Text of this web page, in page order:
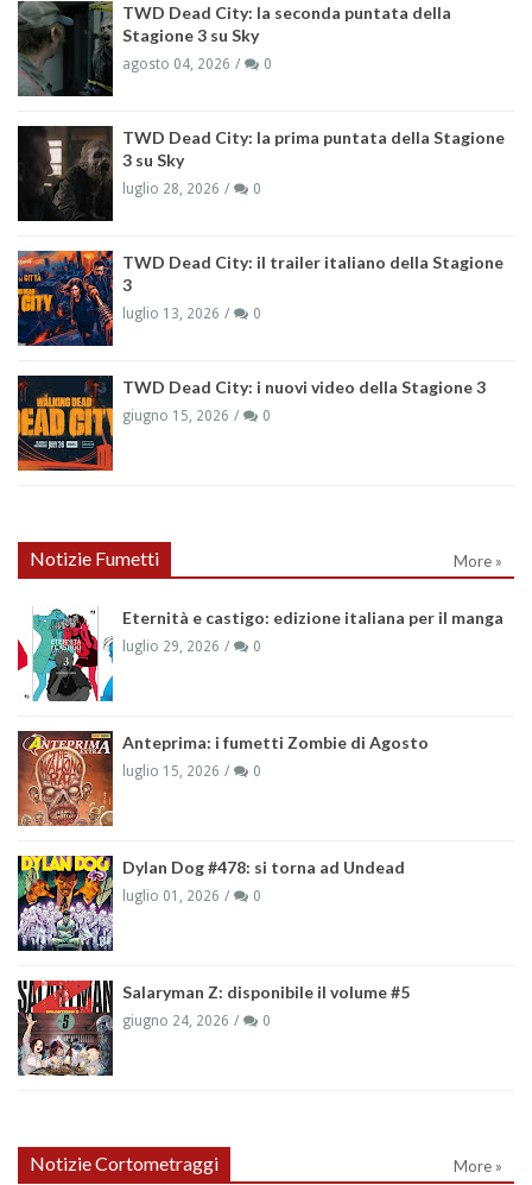
TWD Dead City: la seconda puntata della
Stagione 3 su Sky
agosto 04, 2026 0
TWD Dead City: la prima puntata della Stagione
3 su Sky
luglio 28, 2026 0
TWD Dead City: il trailer italiano della Stagione
3
luglio 13, 2026 0
TWD Dead City: i nuovi video della Stagione 3
giugno 15, 2026 0
Notizie Fumetti More »
Eternità e castigo: edizione italiana per il manga
luglio 29, 2026 0
Anteprima: i fumetti Zombie di Agosto
luglio 15, 2026 0
Dylan Dog #478: si torna ad Undead
luglio 01, 2026 0
Salaryman Z: disponibile il volume #5
giugno 24, 2026 0
Notizie Cortometraggi More »